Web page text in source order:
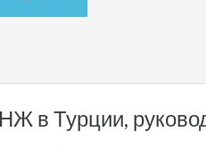
в Турции,